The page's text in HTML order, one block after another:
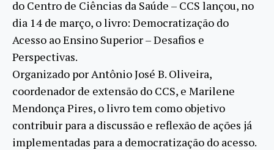
do Centro de Ciências da Saúde – CCS lançou, no
dia 14 de março, o livro: Democratização do
Acesso ao Ensino Superior – Desafios e
Perspectivas.
Organizado por Antônio José B. Oliveira,
coordenador de extensão do CCS, e Marilene
Mendonça Pires, o livro tem como objetivo
contribuir para a discussão e reflexão de ações já
implementadas para a democratização do acesso.